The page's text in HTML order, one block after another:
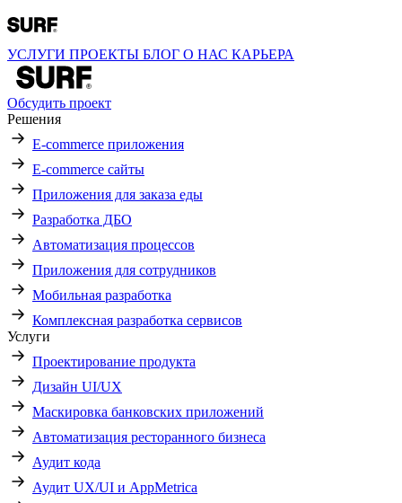
УСЛУГИ ПРОЕКТЫ БЛОГ О НАС КАРЬЕРА
Обсудить проект
Решения
E-commerce приложения
E-commerce сайты
Приложения для заказа еды
Разработка ДБО
Автоматизация процессов
Приложения для сотрудников
Мобильная разработка
Комплексная разработка сервисов
Услуги
Проектирование продукта
Дизайн UI/UX
Маскировка банковских приложений
Автоматизация ресторанного бизнеса
Аудит кода
Аудит UX/UI и AppMetrica